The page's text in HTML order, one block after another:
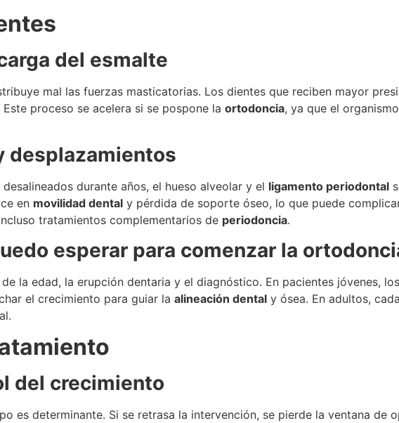
del esmalte
mal las fuerzas masticatorias. Los dientes que reciben mayor
Este proceso se acelera si se pospone la ortodoncia, ya que el
desplazamientos
durante años, el hueso alveolar y el ligamento periodontal
en movilidad dental y pérdida de soporte óseo, lo que puede
tratamientos complementarios de periodoncia.
esperar para comenzar la
la edad, la erupción dentaria y el diagnóstico. En pacientes jóvenes,
el crecimiento para guiar la alineación dental y ósea. En adultos,
del crecimiento
es determinante. Si se retrasa la intervención, se pierde la ventana